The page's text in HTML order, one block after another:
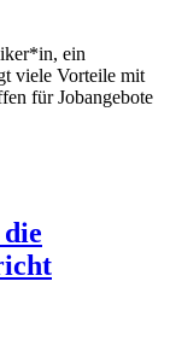
ein
viele Vorteile mit
für Jobangebote